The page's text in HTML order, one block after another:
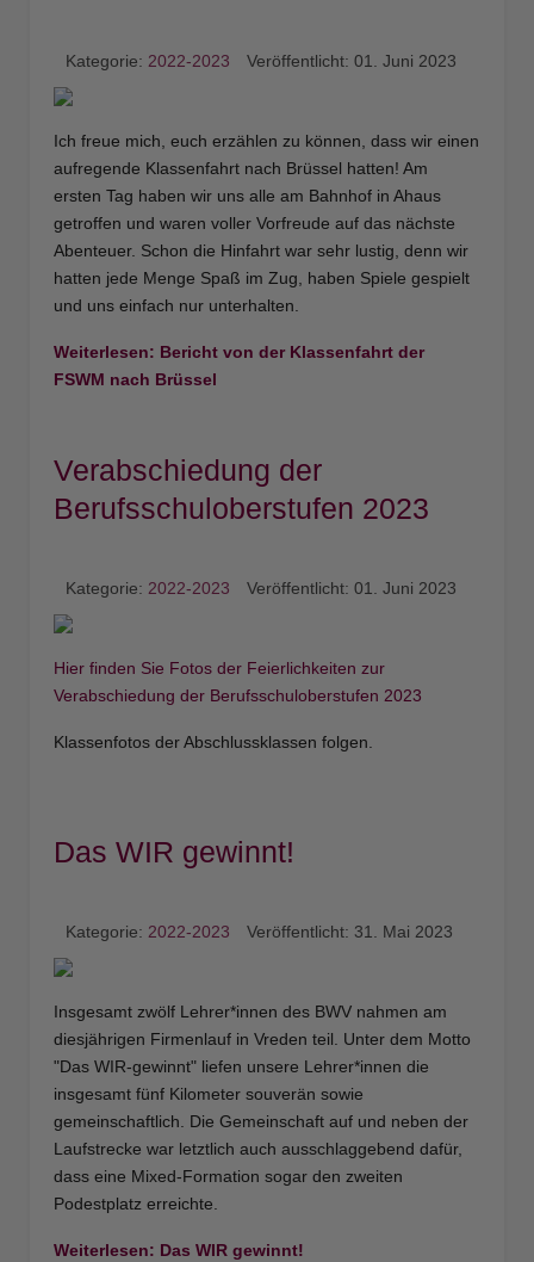
Kategorie:2022-2023 Veröffentlicht: 01. Juni 2023
Ich freue mich, euch erzählen zu können, dass wir einen
aufregende Klassenfahrt nach Brüssel hatten! Am
ersten Tag haben wir uns alle am Bahnhof in Ahaus
getroffen und waren voller Vorfreude auf das nächste
Abenteuer. Schon die Hinfahrt war sehr lustig, denn wir
hatten jede Menge Spaß im Zug, haben Spiele gespielt
und uns einfach nur unterhalten.
Weiterlesen: Bericht von der Klassenfahrt der
FSWM nach Brüssel
Verabschiedung der
Berufsschuloberstufen 2023
Kategorie:2022-2023 Veröffentlicht: 01. Juni 2023
Hier finden Sie Fotos der Feierlichkeiten zur
Verabschiedung der Berufsschuloberstufen 2023
Klassenfotos der Abschlussklassen folgen.
Das WIR gewinnt!
Kategorie:2022-2023 Veröffentlicht: 31. Mai 2023
Insgesamt zwölf Lehrer*innen des BWV nahmen am
diesjährigen Firmenlauf in Vreden teil. Unter dem Motto
"Das WIR-gewinnt" liefen unsere Lehrer*innen die
insgesamt fünf Kilometer souverän sowie
gemeinschaftlich. Die Gemeinschaft auf und neben der
Laufstrecke war letztlich auch ausschlaggebend dafür,
dass eine Mixed-Formation sogar den zweiten
Podestplatz erreichte.
Weiterlesen: Das WIR gewinnt!